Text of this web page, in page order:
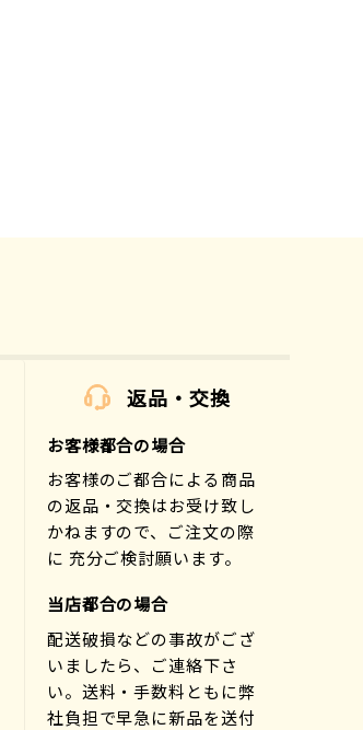
返品・交換
お客様都合の場合
お客様のご都合による商品
の返品・交換はお受け致し
かねますので、ご注文の際
に 充分ご検討願います。
当店都合の場合
配送破損などの事故がござ
いましたら、ご連絡下さ
い。送料・手数料ともに弊
社負担で早急に新品を送付